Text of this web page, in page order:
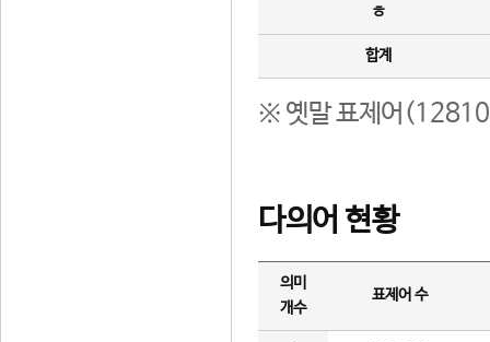
ㅎ
합계
※ 옛말 표제어(12810
다의어 현황
의미
개수
표제어 수